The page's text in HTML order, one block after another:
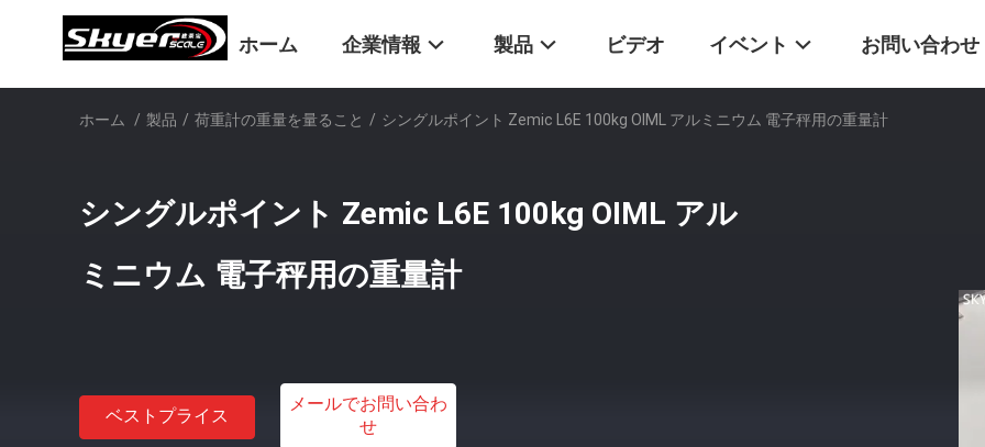
ホーム 企業情報 製品 ビデオ イベント お問い合わせ
ホーム / 製品 / 荷重計の重量を量ること / シングルポイント Zemic L6E 100kg OIML アルミニウム 電子秤用の重量計
シングルポイント Zemic L6E 100kg OIML アル
ミニウム 電子秤用の重量計
ベストプライス
メールでお問い合わ
せ